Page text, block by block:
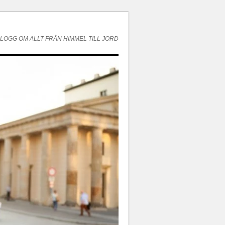
OM ALLT FRÅN HIMMEL TILL JORD